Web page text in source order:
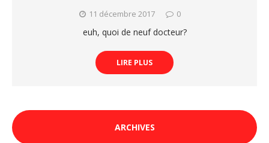
11 décembre 2017 0
euh, quoi de neuf docteur?
LIRE PLUS
ARCHIVES